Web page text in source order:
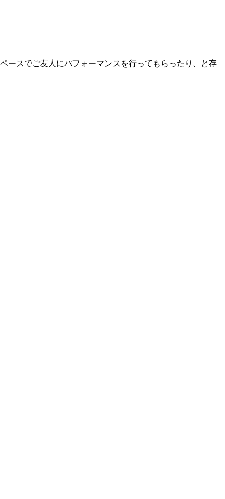
ースでご友人にパフォーマンスを行ってもらったり、と存